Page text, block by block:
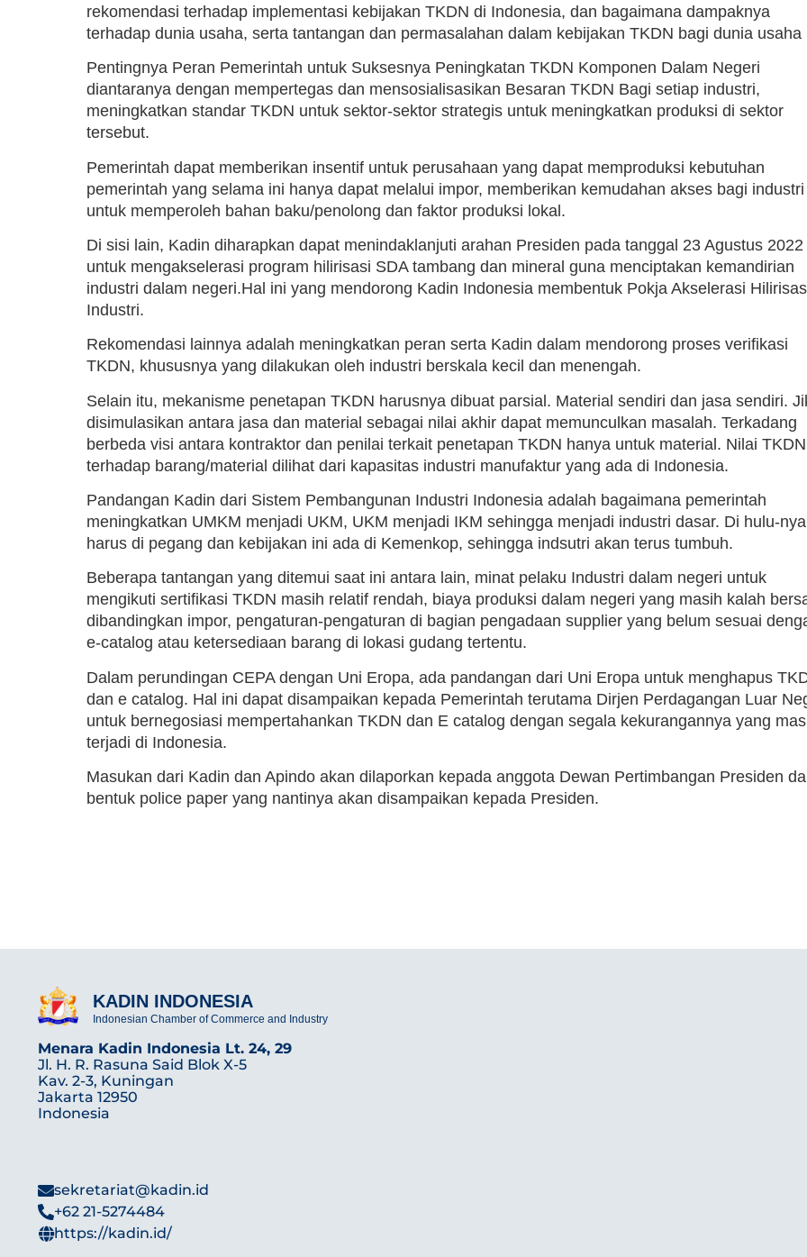
rekomendasi terhadap implementasi kebijakan TKDN di Indonesia, dan bagaimana dampaknya
terhadap dunia usaha, serta tantangan dan permasalahan dalam kebijakan TKDN bagi dunia usaha
Pentingnya Peran Pemerintah untuk Suksesnya Peningkatan TKDN Komponen Dalam Negeri
diantaranya dengan mempertegas dan mensosialisasikan Besaran TKDN Bagi setiap industri,
meningkatkan standar TKDN untuk sektor-sektor strategis untuk meningkatkan produksi di sektor
tersebut.
Pemerintah dapat memberikan insentif untuk perusahaan yang dapat memproduksi kebutuhan
pemerintah yang selama ini hanya dapat melalui impor, memberikan kemudahan akses bagi industri
untuk memperoleh bahan baku/penolong dan faktor produksi lokal.
Di sisi lain, Kadin diharapkan dapat menindaklanjuti arahan Presiden pada tanggal 23 Agustus 2022
untuk mengakselerasi program hilirisasi SDA tambang dan mineral guna menciptakan kemandirian
industri dalam negeri.Hal ini yang mendorong Kadin Indonesia membentuk Pokja Akselerasi
Industri.
Rekomendasi lainnya adalah meningkatkan peran serta Kadin dalam mendorong proses verifikasi
TKDN, khususnya yang dilakukan oleh industri berskala kecil dan menengah.
Selain itu, mekanisme penetapan TKDN harusnya dibuat parsial. Material sendiri dan jasa sendiri.
disimulasikan antara jasa dan material sebagai nilai akhir dapat memunculkan masalah. Terkadang
berbeda visi antara kontraktor dan penilai terkait penetapan TKDN hanya untuk material. Nilai TKDN
terhadap barang/material dilihat dari kapasitas industri manufaktur yang ada di Indonesia.
Pandangan Kadin dari Sistem Pembangunan Industri Indonesia adalah bagaimana pemerintah
meningkatkan UMKM menjadi UKM, UKM menjadi IKM sehingga menjadi industri dasar. Di hulu-nya
harus di pegang dan kebijakan ini ada di Kemenkop, sehingga indsutri akan terus tumbuh.
Beberapa tantangan yang ditemui saat ini antara lain, minat pelaku Industri dalam negeri untuk
mengikuti sertifikasi TKDN masih relatif rendah, biaya produksi dalam negeri yang masih kalah
dibandingkan impor, pengaturan-pengaturan di bagian pengadaan supplier yang belum sesuai
e-catalog atau ketersediaan barang di lokasi gudang tertentu.
Dalam perundingan CEPA dengan Uni Eropa, ada pandangan dari Uni Eropa untuk menghapus
dan e catalog. Hal ini dapat disampaikan kepada Pemerintah terutama Dirjen Perdagangan Luar
untuk bernegosiasi mempertahankan TKDN dan E catalog dengan segala kekurangannya yang
terjadi di Indonesia.
Masukan dari Kadin dan Apindo akan dilaporkan kepada anggota Dewan Pertimbangan Presiden
bentuk police paper yang nantinya akan disampaikan kepada Presiden.
KADIN INDONESIA
Indonesian Chamber of Commerce and Industry
Menara Kadin Indonesia Lt. 24, 29
Jl. H. R. Rasuna Said Blok X-5
Kav. 2-3, Kuningan
Jakarta 12950
Indonesia
sekretariat@kadin.id
+62 21-5274484
https://kadin.id/